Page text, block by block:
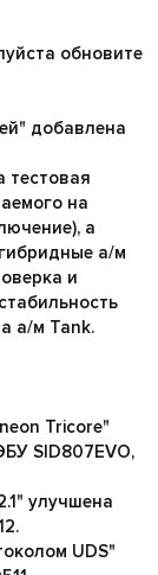
обновите
добавлена
тестовая
на
а
а/м
и
а/м Tank.
Tricore"
SID807EVO,
улучшена
UDS"